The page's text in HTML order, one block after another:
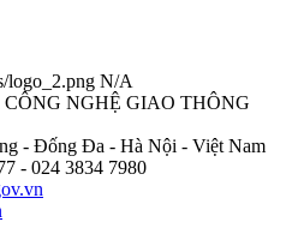
logo_2.png N/A
NGHỆ GIAO THÔNG
- Đống Đa - Hà Nội - Việt Nam
- 024 3834 7980